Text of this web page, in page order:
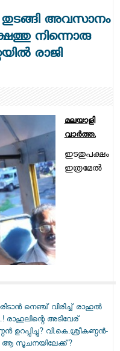
തുടങ്ങി അവസാനം
നിന്നൊരു
രാജി
മലയാളി
വാര്‍ത്ത.
നെഞ്ച് വിരിച്ച് രാഹുൽ
രാഹുലിന്റെ അടിവേര്
ഉറപ്പിച്ചു? വി.കെ.ശ്രീകണ്ഠൻ-
; ആ സൂചനയിലേക്ക്?
ഇടതുപക്ഷം
ഇത്രമേല്‍